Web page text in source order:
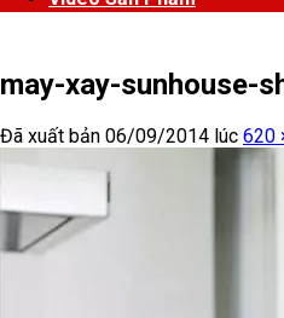
may-xay-sunhouse-
Đã xuất bản 06/09/2014 lúc 620